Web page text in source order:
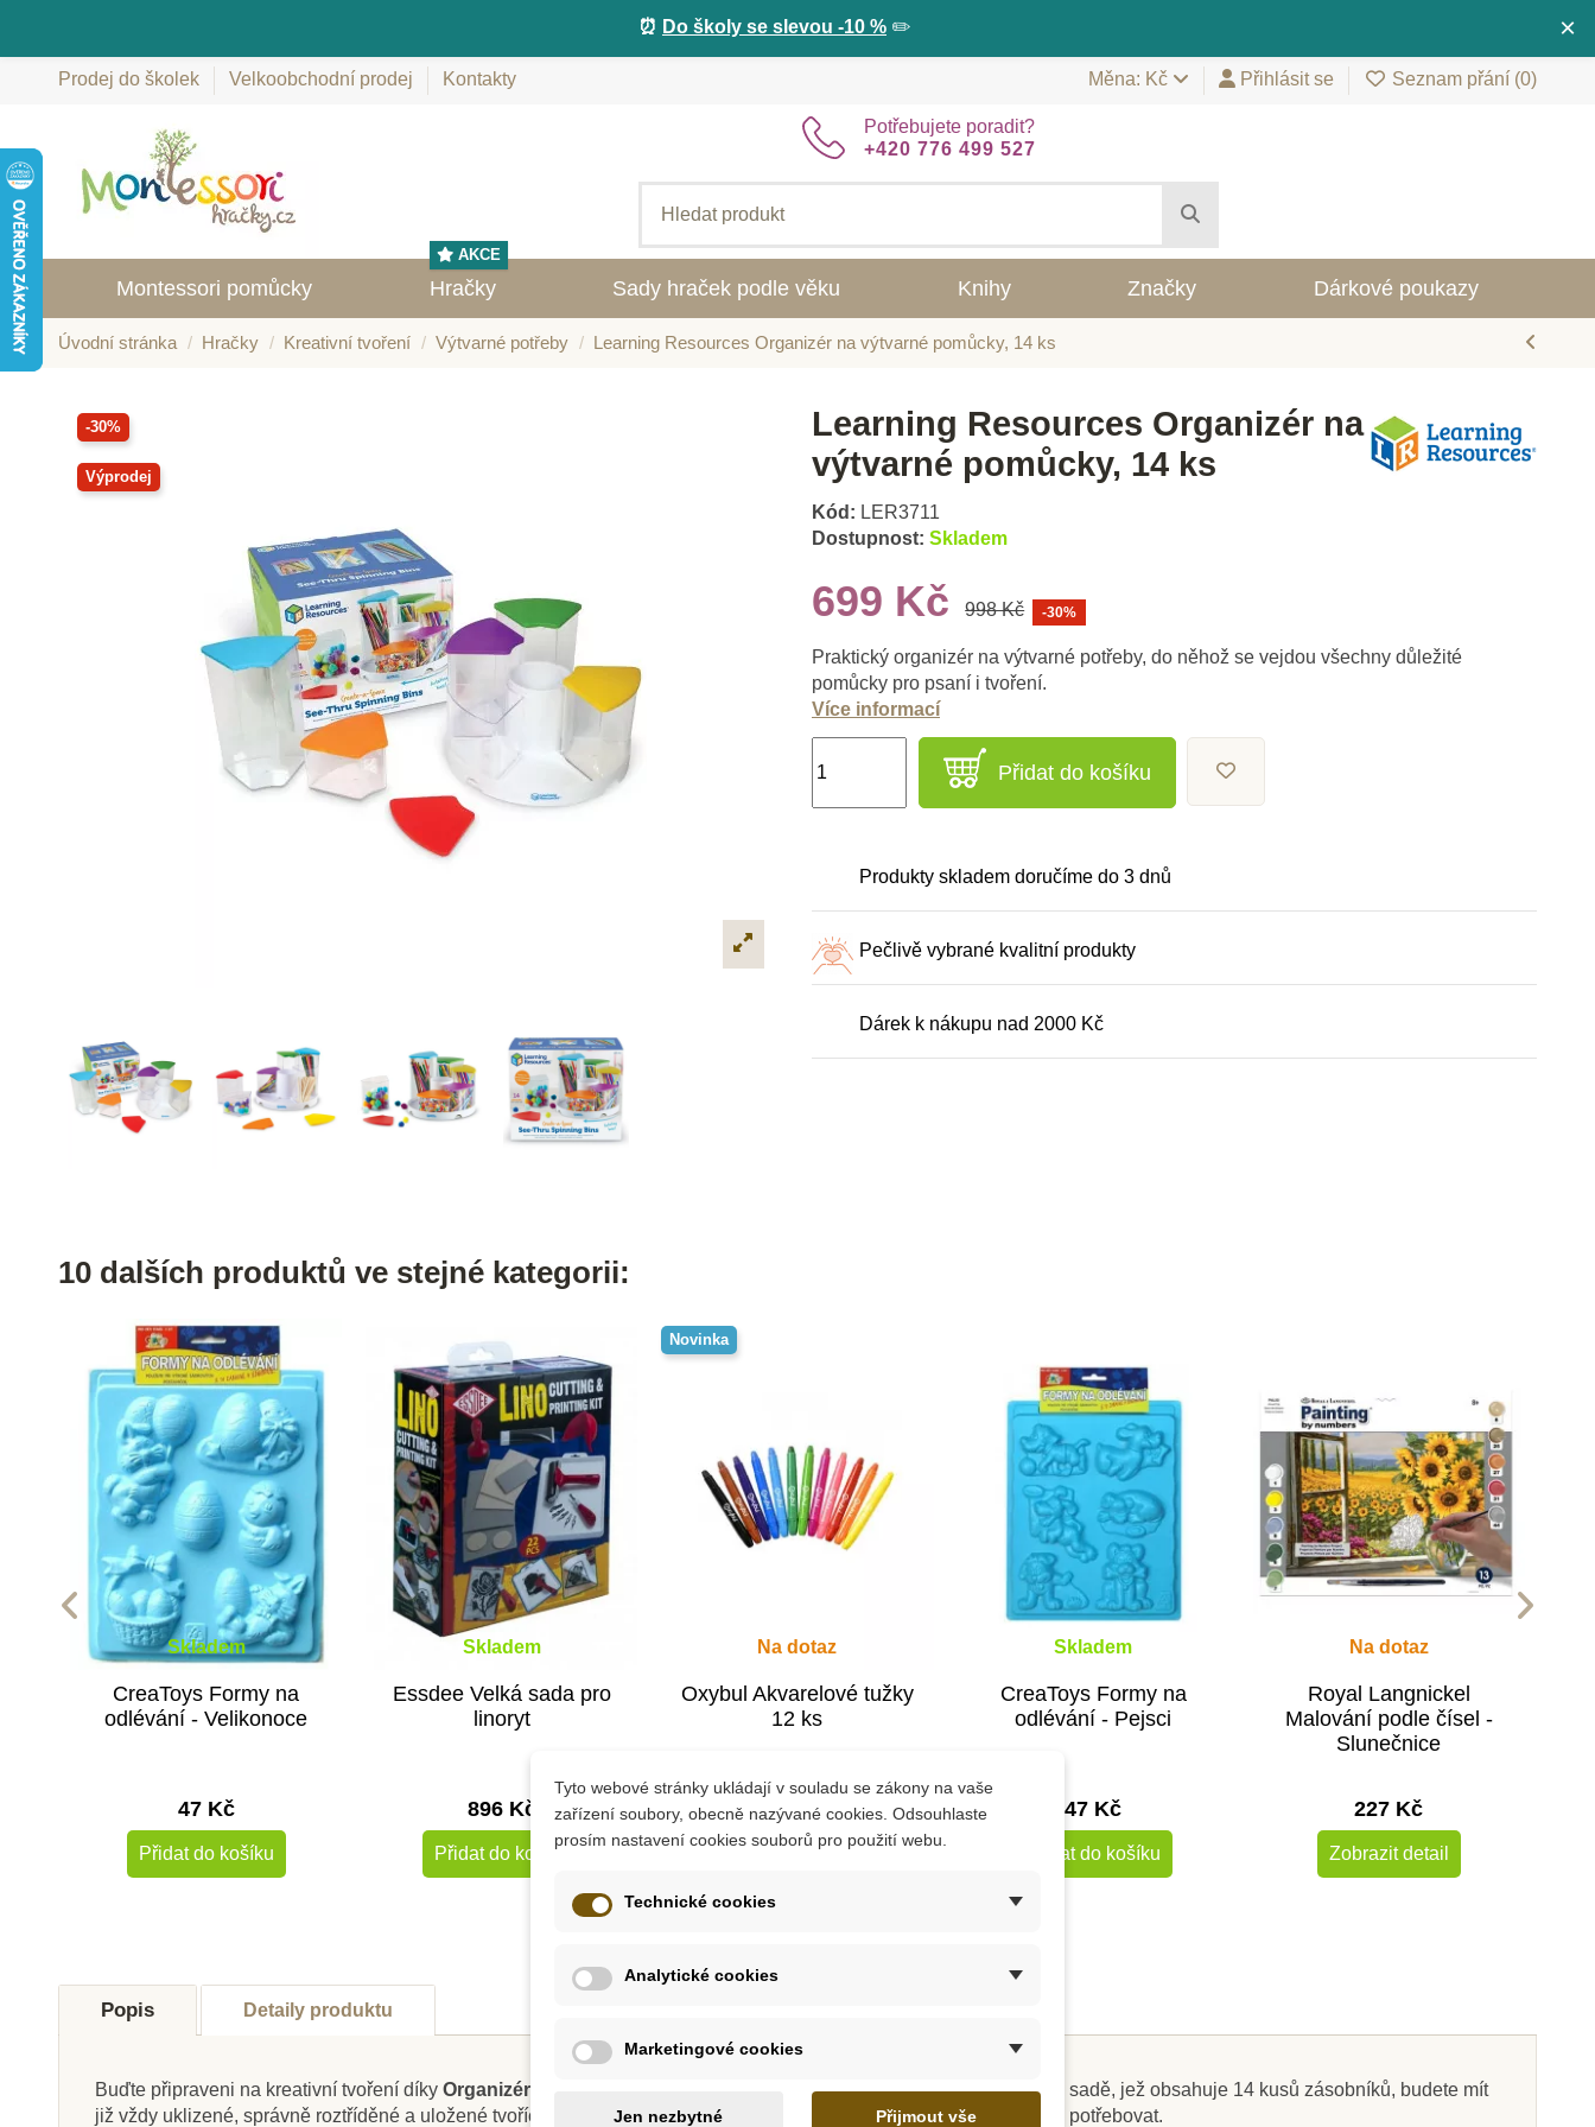
×
⏰ Do školy se slevou -10 % ✏️
Prodej do školek Velkoobchodní prodej Kontakty Měna: Kč Přihlásit se Seznam přání (0)
Potřebujete poradit?
+420 776 499 527
Montessori pomůcky Hračky
AKCE
Sady hraček podle věku Knihy Značky Dárkové poukazy
Úvodní stránka Hračky Kreativní tvoření Výtvarné potřeby Learning Resources Organizér na výtvarné pomůcky, 14 ks
-30%
Výprodej
Learning Resources Organizér na
výtvarné pomůcky, 14 ks
Kód: LER3711
Dostupnost: Skladem
699 Kč 998 Kč -30%
Praktický organizér na výtvarné potřeby, do něhož se vejdou všechny důležité
pomůcky pro psaní i tvoření.
Více informací
Přidat do košíku
Produkty skladem doručíme do 3 dnů
Pečlivě vybrané kvalitní produkty
Dárek k nákupu nad 2000 Kč
10 dalších produktů ve stejné kategorii:
Skladem
CreaToys Formy na
odlévání - Velikonoce
47 Kč
Přidat do košíku
Skladem
Essdee Velká sada pro
linoryt
896 Kč
Přidat do košíku
Novinka
Na dotaz
Oxybul Akvarelové tužky
12 ks
339 Kč
Zobrazit detail
Skladem
CreaToys Formy na
odlévání - Pejsci
47 Kč
Přidat do košíku
Na dotaz
Royal Langnickel
Malování podle čísel -
Slunečnice
227 Kč
Zobrazit detail
Popis Detaily produktu
Buďte připraveni na kreativní tvoření díky Organizéru na výtvarné pomůcky Learning Resources.Díky této sadě, jež obsahuje 14 kusů zásobníků, budete mít
již vždy uklizené, správně roztříděné a uložené tvořící pomůcky a bezpečně si je můžete vzít všude tam, kam budete potřebovat.
Tyto webové stránky ukládají v souladu se zákony na vaše
zařízení soubory, obecně nazývané cookies. Odsouhlaste
prosím nastavení cookies souborů pro použití webu.
Technické cookies
Analytické cookies
Marketingové cookies
Jen nezbytné Přijmout vše